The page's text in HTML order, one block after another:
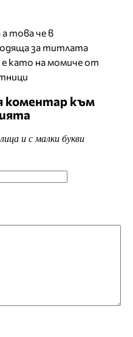
а това че в
за титлата
е като на момиче от
коментар към
и с малки букви